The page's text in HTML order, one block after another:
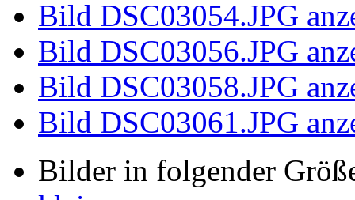
Bild 100_5962.JPG
Bild 100_5965.JPG
Bild DSC02961.JPG
Bild DSC02966.JPG
Bild DSC02967.JPG